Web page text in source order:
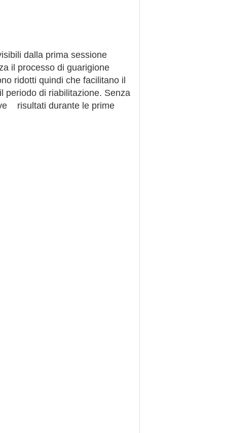
dalla prima sessione
il processo di guarigione
ridotti quindi che facilitano il
periodo di riabilitazione. Senza
risultati durante le prime